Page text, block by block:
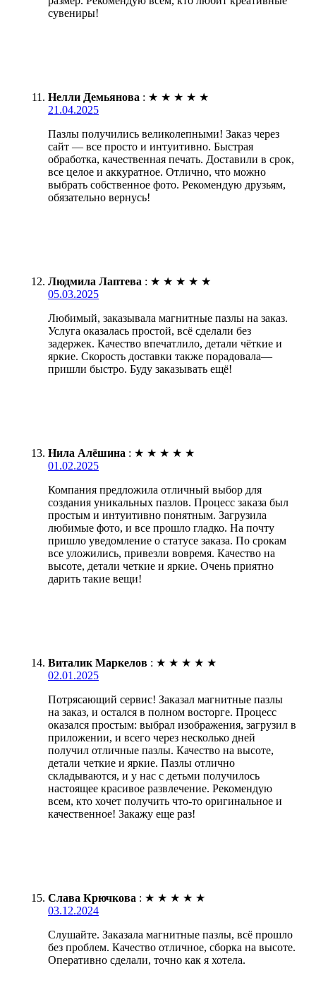
сувениры!
Нелли Демьянова : ★ ★ ★ ★ ★
21.04.2025
Пазлы получились великолепными! Заказ через
сайт — все просто и интуитивно. Быстрая
обработка, качественная печать. Доставили в срок,
все целое и аккуратное. Отлично, что можно
выбрать собственное фото. Рекомендую друзьям,
обязательно вернусь!
Людмила Лаптева : ★ ★ ★ ★ ★
05.03.2025
Любимый, заказывала магнитные пазлы на заказ.
Услуга оказалась простой, всё сделали без
задержек. Качество впечатлило, детали чёткие и
яркие. Скорость доставки также порадовала—
пришли быстро. Буду заказывать ещё!
Нила Алёшина : ★ ★ ★ ★ ★
01.02.2025
Компания предложила отличный выбор для
создания уникальных пазлов. Процесс заказа был
простым и интуитивно понятным. Загрузила
любимые фото, и все прошло гладко. На почту
пришло уведомление о статусе заказа. По срокам
все уложились, привезли вовремя. Качество на
высоте, детали четкие и яркие. Очень приятно
дарить такие вещи!
Виталик Маркелов : ★ ★ ★ ★ ★
02.01.2025
Потрясающий сервис! Заказал магнитные пазлы
на заказ, и остался в полном восторге. Процесс
оказался простым: выбрал изображения, загрузил в
приложении, и всего через несколько дней
получил отличные пазлы. Качество на высоте,
детали четкие и яркие. Пазлы отлично
складываются, и у нас с детьми получилось
настоящее красивое развлечение. Рекомендую
всем, кто хочет получить что-то оригинальное и
качественное! Закажу еще раз!
Слава Крючкова : ★ ★ ★ ★ ★
03.12.2024
Слушайте. Заказала магнитные пазлы, всё прошло
без проблем. Качество отличное, сборка на высоте.
Оперативно сделали, точно как я хотела.